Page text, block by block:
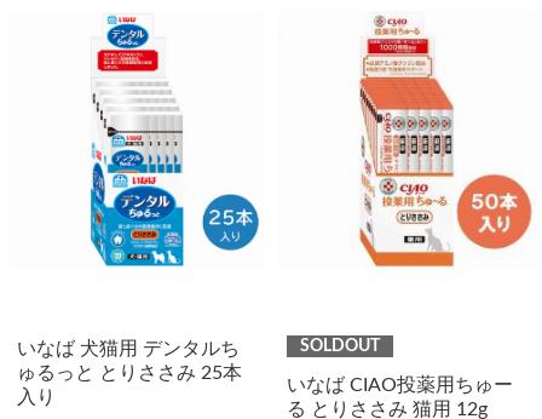
いなば 犬猫用 デンタルち
ゅるっと とりささみ 25本
入り
SOLDOUT
いなば CIAO投薬用ちゅー
る とりささみ 猫用 12g